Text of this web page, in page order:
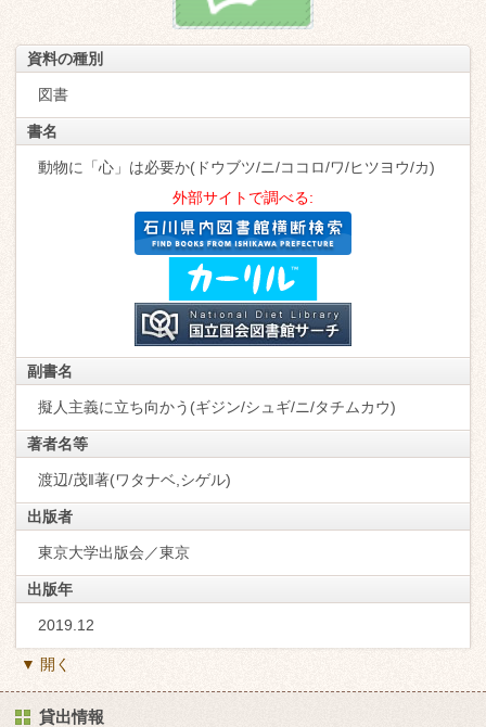
資料の種別
図書
書名
動物に「心」は必要か(ドウブツ/ニ/ココロ/ワ/ヒツヨウ/カ)
外部サイトで調べる:
副書名
擬人主義に立ち向かう(ギジン/シュギ/ニ/タチムカウ)
著者名等
渡辺/茂‖著(ワタナベ,シゲル)
出版者
東京大学出版会／東京
出版年
2019.12
▼ 開く
貸出情報